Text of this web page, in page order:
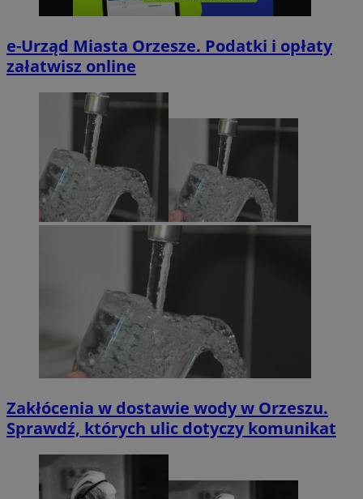
e-Urząd Miasta Orzesze. Podatki i opłaty
załatwisz online
Zakłócenia w dostawie wody w Orzeszu.
Sprawdź, których ulic dotyczy komunikat